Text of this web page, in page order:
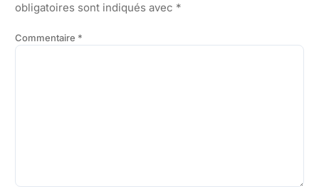
obligatoires sont indiqués avec *
Commentaire *